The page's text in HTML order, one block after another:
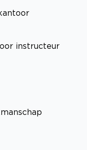
instructeur